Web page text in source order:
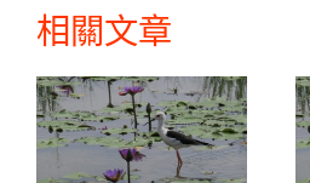
相關文章